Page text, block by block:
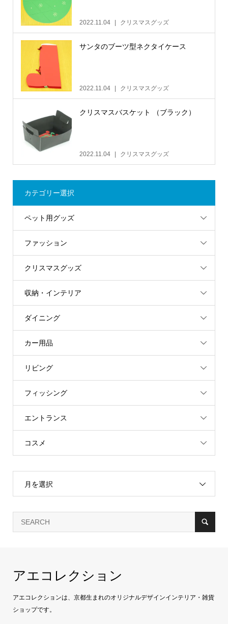
2022.11.04 クリスマスグッズ
サンタのブーツ型ネクタイケース
2022.11.04 クリスマスグッズ
クリスマスバスケット （ブラック）
2022.11.04 クリスマスグッズ
カテゴリー選択
ペット用グッズ
ファッション
クリスマスグッズ
収納・インテリア
ダイニング
カー用品
リビング
フィッシング
エントランス
コスメ
月を選択
アエコレクション
アエコレクションは、京都生まれのオリジナルデザインインテリア・雑貨
ショップです。